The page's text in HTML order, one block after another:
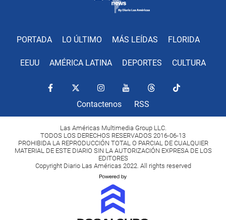
PORTADA LO ÚLTIMO MÁS LEÍDAS FLORIDA
EEUU AMÉRICA LATINA DEPORTES CULTURA
Contactenos RSS
Las Américas Multimedia Group LLC.
TODOS LOS DERECHOS RESERVADOS 2016-06-13
PROHIBIDA LA REPRODUCCIÓN TOTAL O PARCIAL DE CUALQUIER
MATERIAL DE ESTE DIARIO SIN LA AUTORIZACIÓN EXPRESA DE LOS
EDITORES
Copyright Diario Las Américas 2022. All rights reserved